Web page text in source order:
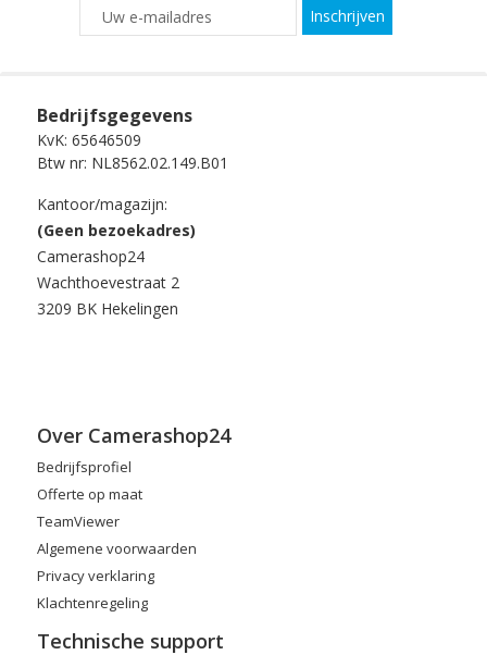
Inschrijven
Bedrijfsgegevens
KvK: 65646509
Btw nr: NL8562.02.149.B01
Kantoor/magazijn:
(Geen bezoekadres)
Camerashop24
Wachthoevestraat 2
3209 BK Hekelingen
Over Camerashop24
Bedrijfsprofiel
Offerte op maat
TeamViewer
Algemene voorwaarden
Privacy verklaring
Klachtenregeling
Technische support